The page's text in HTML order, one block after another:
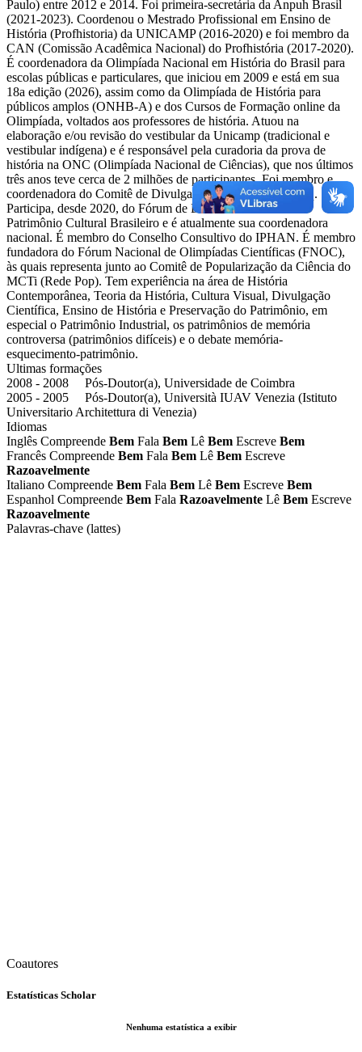
Paulo) entre 2012 e 2014. Foi primeira-secretária da Anpuh Brasil
(2021-2023). Coordenou o Mestrado Profissional em Ensino de
História (Profhistoria) da UNICAMP (2016-2020) e foi membro da
CAN (Comissão Acadêmica Nacional) do Profhistória (2017-2020).
É coordenadora da Olimpíada Nacional em História do Brasil para
escolas públicas e particulares, que iniciou em 2009 e está em sua
18a edição (2026), assim como da Olimpíada de História para
públicos amplos (ONHB-A) e dos Cursos de Formação online da
Olimpíada, voltados aos professores de história. Atuou na
elaboração e/ou revisão do vestibular da Unicamp (tradicional e
vestibular indígena) e é responsável pela curadoria da prova de
história na ONC (Olimpíada Nacional de Ciências), que nos últimos
três anos teve cerca de 2 milhões de participantes. Foi membro e
coordenadora do Comitê de Divulgação Científica do CNPq.
Participa, desde 2020, do Fórum de Entidades em defesa do
Patrimônio Cultural Brasileiro e é atualmente sua coordenadora
nacional. É membro do Conselho Consultivo do IPHAN. É membro
fundadora do Fórum Nacional de Olimpíadas Científicas (FNOC),
às quais representa junto ao Comitê de Popularização da Ciência do
MCTi (Rede Pop). Tem experiência na área de História
Contemporânea, Teoria da História, Cultura Visual, Divulgação
Científica, Ensino de História e Preservação do Patrimônio, em
especial o Patrimônio Industrial, os patrimônios de memória
controversa (patrimônios difíceis) e o debate memória-
esquecimento-patrimônio.
Ultimas formações
2008 - 2008 Pós-Doutor(a), Universidade de Coimbra
2005 - 2005 Pós-Doutor(a), Università IUAV Venezia (Istituto
Universitario Architettura di Venezia)
Idiomas
Inglês Compreende Bem Fala Bem Lê Bem Escreve Bem
Francês Compreende Bem Fala Bem Lê Bem Escreve
Razoavelmente
Italiano Compreende Bem Fala Bem Lê Bem Escreve Bem
Espanhol Compreende Bem Fala Razoavelmente Lê Bem Escreve
Razoavelmente
Palavras-chave (lattes)
Coautores
Estatísticas Scholar
Nenhuma estatística a exibir